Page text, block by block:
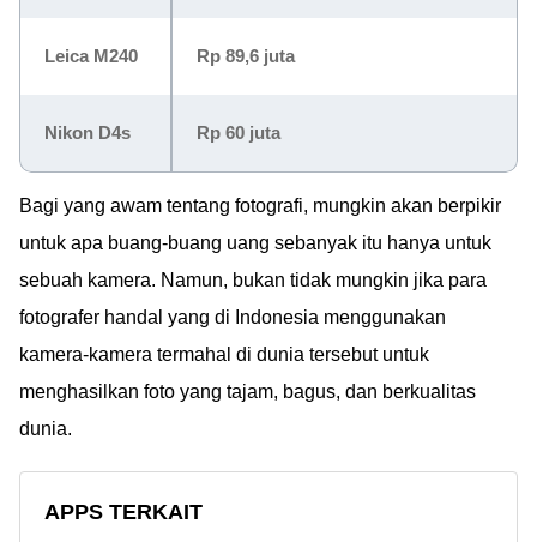
Leica M240 Rp 89,6 juta
Nikon D4s Rp 60 juta
Bagi yang awam tentang fotografi, mungkin akan berpikir
untuk apa buang-buang uang sebanyak itu hanya untuk
sebuah kamera. Namun, bukan tidak mungkin jika para
fotografer handal yang di Indonesia menggunakan
kamera-kamera termahal di dunia tersebut untuk
menghasilkan foto yang tajam, bagus, dan berkualitas
dunia.
APPS TERKAIT